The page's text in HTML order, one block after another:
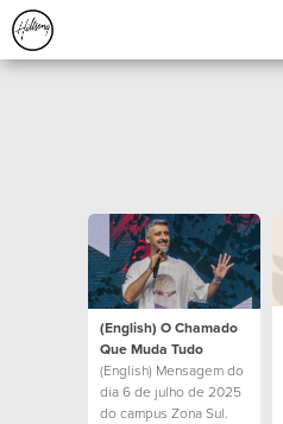
(English) O Chamado
Que Muda Tudo
(English) Mensagem do
dia 6 de julho de 2025
do campus Zona Sul.